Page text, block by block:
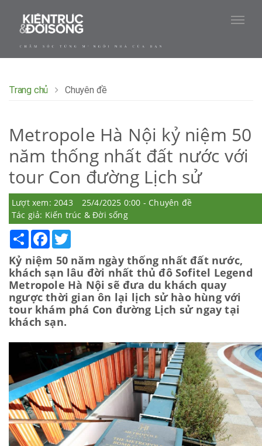
Trang chủ Chuyên đề
Metropole Hà Nội kỷ niệm 50
năm thống nhất đất nước với
tour Con đường Lịch sử
Lượt xem: 2043
25/4/2025 0:00 - Chuyên đề
Tác giả: Kiến trúc & Đời sống
Share Facebook
Kỷ niệm 50 năm ngày thống nhất đất nước,
khách sạn lâu đời nhất thủ đô Sofitel Legend
Metropole Hà Nội sẽ đưa du khách quay
ngược thời gian ôn lại lịch sử hào hùng với
tour khám phá Con đường Lịch sử ngay tại
khách sạn.